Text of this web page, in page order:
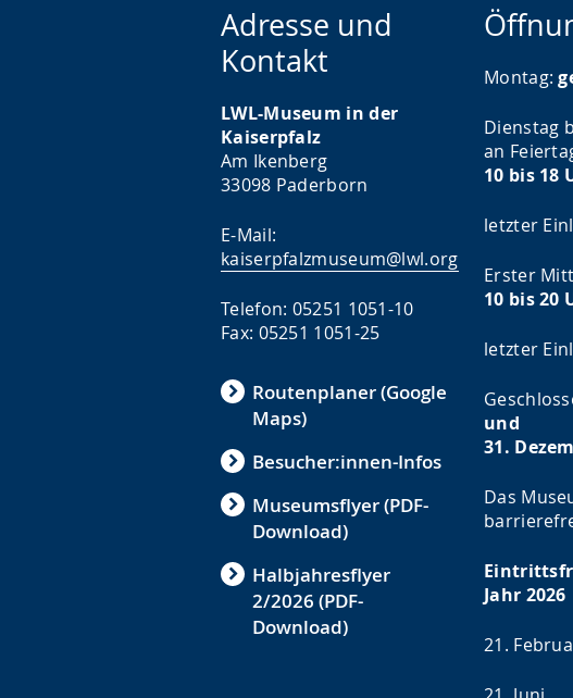
Adresse und
Kontakt
LWL-Museum in der
Kaiserpfalz
Am Ikenberg
33098 Paderborn
E-Mail:
kaiserpfalzmuseum@lwl.org
Telefon: 05251 1051-10
Fax: 05251 1051-25
Routenplaner (Google
Maps)
Besucher:innen-Infos
Museumsflyer (PDF-
Download)
Halbjahresflyer
2/2026 (PDF-
Download)
Montag:
Dienstag
an
10 bis 18
letzter
Erster
10 bis 20
letzter
und
31.
Das
Jahr 2026
21.